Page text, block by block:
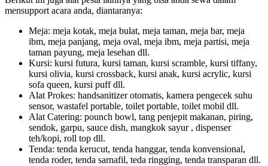
mensupport acara anda, diantaranya:
Meja: meja kotak, meja bulat, meja taman, meja bar, meja
ibm, meja panjang, meja oval, meja ibm, meja partisi, meja
taman payung, meja lesehan dll.
Kursi: kursi futura, kursi taman, kursi scramble, kursi tiffany,
kursi olivia, kursi crossback, kursi anak, kursi acrylic, kursi
sofa queen, kursi puff dll.
Alat Prokes: handsanitizer otomatis, kamera pengecek suhu
sensor, wastafel portable, toilet portable, toilet mobil dll.
Alat Catering: pounch bowl, tang penjepit makanan, piring,
sendok, garpu, sauce dish, mangkok sayur , dispenser
teh/kopi, roll top dll.
Tenda: tenda kerucut, tenda hanggar, tenda konvensional,
tenda roder, tenda sarnafil, teda ringging, tenda transparan dll.